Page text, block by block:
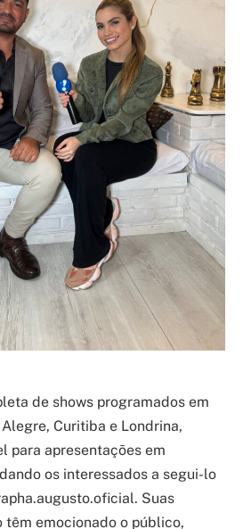
de shows programados em
Curitiba e Londrina,
para apresentações em
os interessados a segui-lo
Suas
têm emocionado o público,